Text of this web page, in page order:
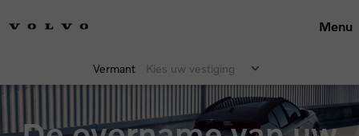
Menu
Vermant Kies uw vestiging